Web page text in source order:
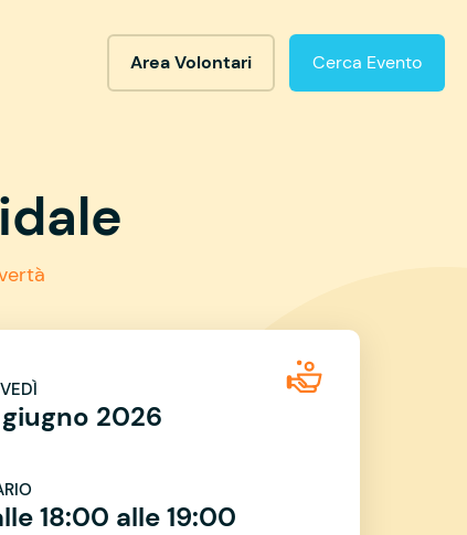
Area Volontari Cerca Evento
giugno 2026
18:00 alle 19:00